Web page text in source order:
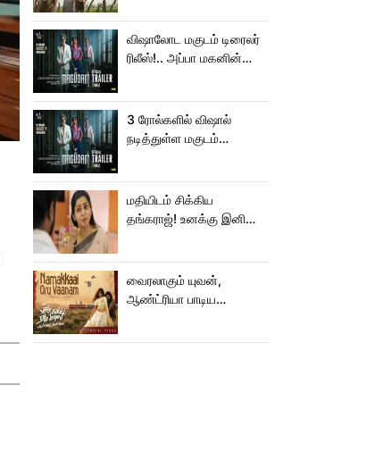
விமர்சனம்!
விஷாலோட மகுடம் டிரைலர்
ரிலீஸ்!.. அப்பா மகனின்
3 ரோல்களில் விஷால்
நடித்துள்ள மகுடம்
மதியிடம் சிக்கிய
தங்கராஜ்! உனக்கு இனிமே
வைரலாகும் யுவன்,
ஆண்ட்ரியா பாடிய